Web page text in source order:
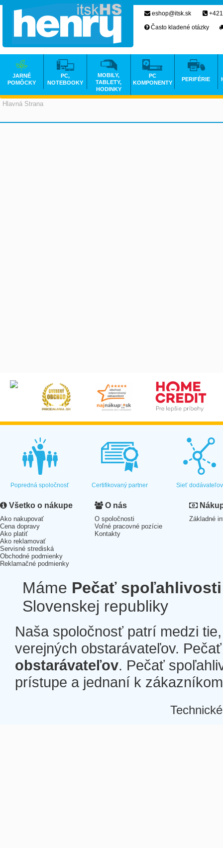
Hlavná Strana
eshop@itsk.sk
Často kladené otázky
JARNÉ
POMÔCKY
PC,
NOTEBOOKY
MOBILY,
TABLETY,
HODINKY
PC
KOMPONENTY
PERIFÉRIE
Popredná spoločnosť Certifikovaný partner Sieť dodávateľov
Všetko o nákupe
Ako nakupovať
Cena dopravy
Ako platiť
Ako reklamovať
Servisné strediská
Obchodné podmienky
Reklamačné podmienky
O nás
O spoločnosti
Voľné pracovné pozície
Kontakty
Základné
Máme Pečať spoľahlivosti
Slovenskej republiky
Naša spoločnosť patrí medzi
verejných obstarávateľov.
obstarávateľov. Pečať
prístupe a jednaní k